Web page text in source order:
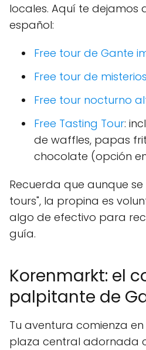
locales. Aquí te dejamos
español:
Free tour de Gante
Free tour de
Free tour nocturno
Free Tasting Tour:
de waffles, papas
chocolate (opción
Recuerda que aunque
tours", la propina es
algo de efectivo para
guía.
Korenmarkt: el
palpitante de
Tu aventura comienza en
plaza central adornada